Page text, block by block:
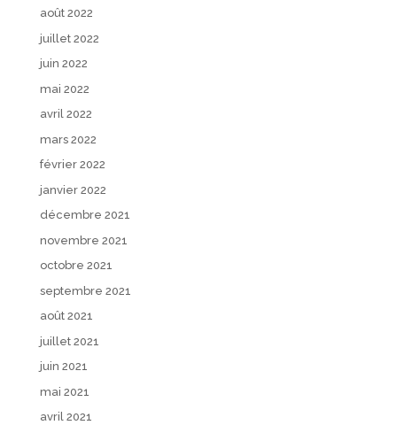
août 2022
juillet 2022
juin 2022
mai 2022
avril 2022
mars 2022
février 2022
janvier 2022
décembre 2021
novembre 2021
octobre 2021
septembre 2021
août 2021
juillet 2021
juin 2021
mai 2021
avril 2021